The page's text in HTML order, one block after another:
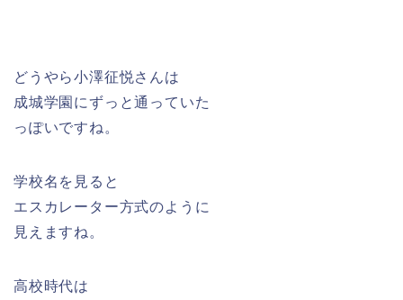
どうやら小澤征悦さんは
成城学園にずっと通っていた
っぽいですね。
学校名を見ると
エスカレーター方式のように
見えますね。
高校時代は